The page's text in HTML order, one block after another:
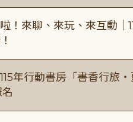
！來聊、來玩、來互動｜
年行動書房「書香行旅